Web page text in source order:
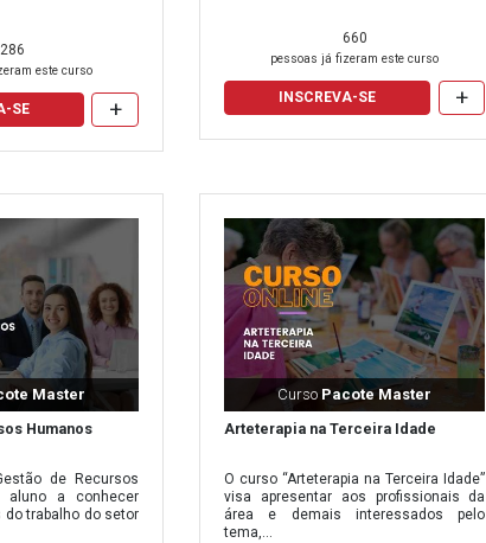
a nota mínima exigida para aprovação, realizar o pagamento
estudos Valor cobrado para taxa de avaliação
R$ 43,70
R$ 43,70
R$ 54,70
R$ 54,70
este curso
SE +
660
pessoas já fizeram este curso
INSCREVA-SE +
Master
Humanos
de Recursos
aluno a conhecer
trabalho do setor
Curso Pacote Master
Arteterapia na Terceira Idade
O curso “Arteterapia na Terceira Idade”
visa apresentar aos profissionais da
área e demais interessados pelo
tema,...